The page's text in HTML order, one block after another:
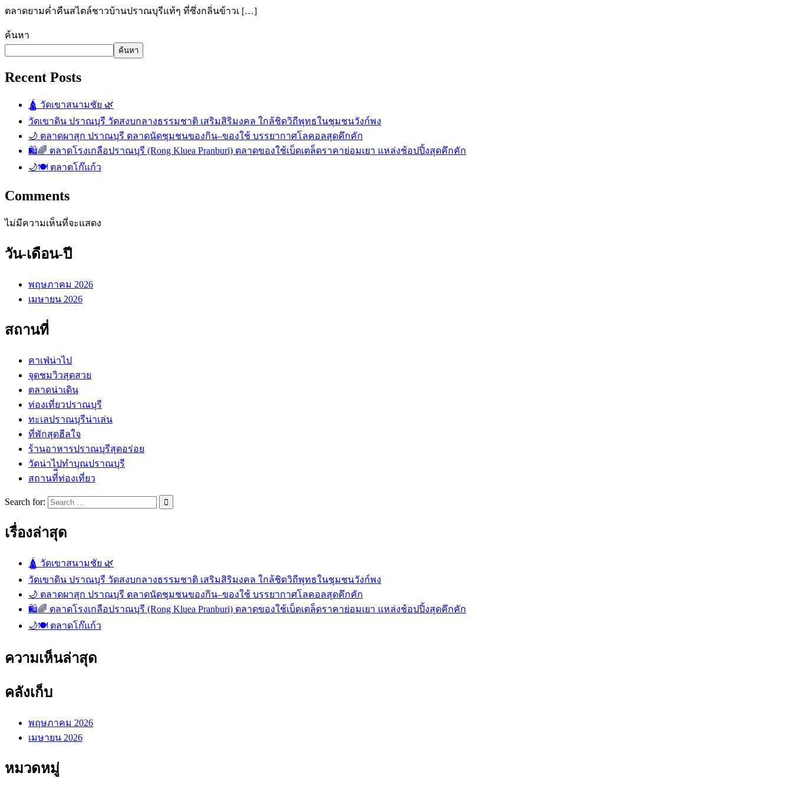
ตลาดยามค่ำคืนสไตล์ชาวบ้านปราณบุรีแท้ๆ ที่ซึ่งกลิ่นข้าวเ […]
ค้นหา
ค้นหา
Recent Posts
🛕 วัดเขาสนามชัย 🌿
วัดเขาดิน ปราณบุรี วัดสงบกลางธรรมชาติ เสริมสิริมงคล ใกล้ชิดวิถีพุทธในชุมชนวังก์พง
🌙 ตลาดผาสุก ปราณบุรี ตลาดนัดชุมชนของกิน–ของใช้ บรรยากาศโลคอลสุดคึกคัก
🛍️🌈 ตลาดโรงเกลือปราณบุรี (Rong Kluea Pranburi) ตลาดของใช้เบ็ดเตล็ดราคาย่อมเยา แหล่งช้อปปิ้งสุดคึกคัก
🌙🍽️ ตลาดโก๊แก้ว
Comments
ไม่มีความเห็นที่จะแสดง
วัน-เดือน-ปี
พฤษภาคม 2026
เมษายน 2026
สถานที่
คาเฟ่น่าไป
จุดชมวิวสุดสวย
ตลาดน่าเดิน
ท่องเที่ยวปราณบุรี
ทะเลปราณบุรีน่าเล่น
ที่พักสุดฮีลใจ
ร้านอาหารปราณบุรีสุดอร่อย
วัดน่าไปทำบุณปราณบุรี
สถานที่ีท่องเที่ยว
Search for:
เรื่องล่าสุด
🛕 วัดเขาสนามชัย 🌿
วัดเขาดิน ปราณบุรี วัดสงบกลางธรรมชาติ เสริมสิริมงคล ใกล้ชิดวิถีพุทธในชุมชนวังก์พง
🌙 ตลาดผาสุก ปราณบุรี ตลาดนัดชุมชนของกิน–ของใช้ บรรยากาศโลคอลสุดคึกคัก
🛍️🌈 ตลาดโรงเกลือปราณบุรี (Rong Kluea Pranburi) ตลาดของใช้เบ็ดเตล็ดราคาย่อมเยา แหล่งช้อปปิ้งสุดคึกคัก
🌙🍽️ ตลาดโก๊แก้ว
ความเห็นล่าสุด
คลังเก็บ
พฤษภาคม 2026
เมษายน 2026
หมวดหมู่